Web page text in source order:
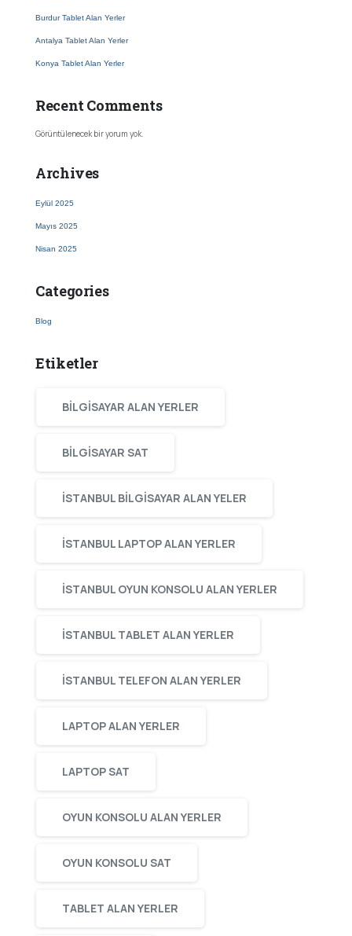
Burdur Tablet Alan Yerler
Antalya Tablet Alan Yerler
Konya Tablet Alan Yerler
Recent Comments
Görüntülenecek bir yorum yok.
Archives
Eylül 2025
Mayıs 2025
Nisan 2025
Categories
Blog
Etiketler
BILGISAYAR ALAN YERLER
BILGISAYAR SAT
ISTANBUL BILGISAYAR ALAN YELER
ISTANBUL LAPTOP ALAN YERLER
ISTANBUL OYUN KONSOLU ALAN YERLER
ISTANBUL TABLET ALAN YERLER
ISTANBUL TELEFON ALAN YERLER
LAPTOP ALAN YERLER
LAPTOP SAT
OYUN KONSOLU ALAN YERLER
OYUN KONSOLU SAT
TABLET ALAN YERLER